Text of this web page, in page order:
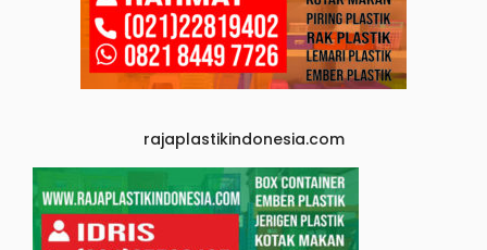
rajaplastikindonesia.com